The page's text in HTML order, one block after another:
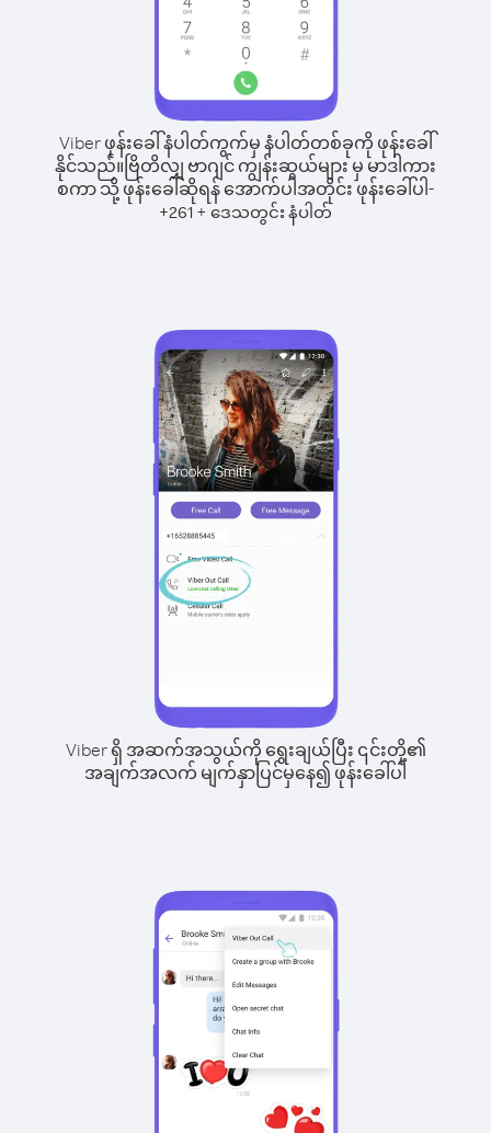
Viber ဖုန်းခေါ်နံပါတ်ကွက်မှ နံပါတ်တစ်ခုကို ဖုန်းခေါ်
နိုင်သည်။ ဗြိတိလျှ ဗာဂျင် ကျွန်းဆွယ်များ မှ မာဒါကား
စကာ သို့ ဖုန်းခေါ်ဆိုရန် အောက်ပါအတိုင်း ဖုန်းခေါ်ပါ-
+261+ ဒေသတွင်း နံပါတ်
Viber ရှိ အဆက်အသွယ်ကို ရွေးချယ်ပြီး ၎င်းတို့၏
အချက်အလက် မျက်နှာပြင်မှနေ၍ ဖုန်းခေါ်ပါ